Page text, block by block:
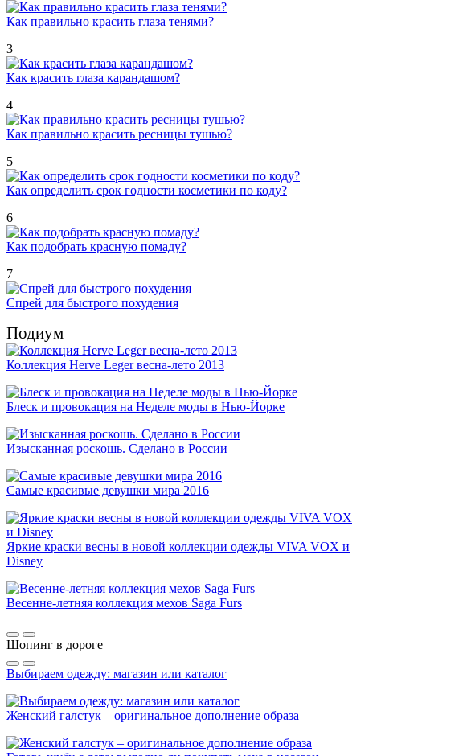
Как правильно красить глаза тенями?
3
Как красить глаза карандашом?
4
Как правильно красить ресницы тушью?
5
Как определить срок годности косметики по коду?
6
Как подобрать красную помаду?
7
Спрей для быстрого похудения
Подиум
Коллекция Herve Leger весна-лето 2013
Блеск и провокация на Неделе моды в Нью-Йорке
Изысканная роскошь. Сделано в России
Самые красивые девушки мира 2016
Яркие краски весны в новой коллекции одежды VIVA VOX и
Disney
Весенне-летняя коллекция мехов Saga Furs
Шопинг в дороге
Выбираем одежду: магазин или каталог
Женский галстук – оригинальное дополнение образа